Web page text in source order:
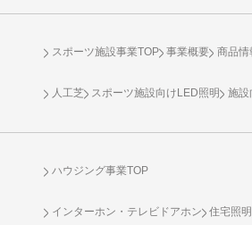
スポーツ施設事業TOP 事業概要 商品情
人工芝 スポーツ施設向け LED照明 施設
ハウジング事業TOP
インターホン・テレビドアホン 住宅照明